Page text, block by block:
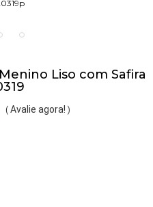
Liso com Safira
( Avalie agora! )